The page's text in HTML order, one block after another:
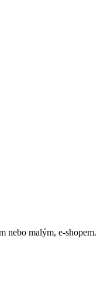
nebo malým, e-shopem.